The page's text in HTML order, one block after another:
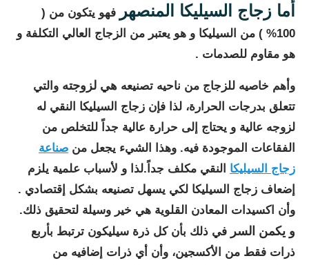
أما زجاج السيليكا المنصهر
فهو يتكون من (
100% ) من السيليكا و هو يعتبر من الزجاج العالي التكلفة و
هو مقاوم للصدمات .
وأهم خاصيه للزجاج من ناحيه تصنيعه هي لزوجته والتي
تتعلق بدرجات الحرارة، لذا فإن زجاج السيليكا النقي له
لزوجه عالية و يحتاج إلى حرارة عالية جداً للتخلص من
الفقاعات الموجودة فيه. وهذا الشيء يجعل من صناعة
زجاج السيليكا النقي مكلف جداً.لذا و لأسباب علمية يلزم
إضعاف زجاج السيليكا لكي يسهل تصنيعه بشكل إقتصادي .
وأن اكسيدات المعادن القلوية هي خير وسيلة لتحقيق ذلك.
و يكمن السر في ذلك بأن كل ذرة سيليكون ترتبط بأربع
ذرات فقط من الأكسجين، وأن أي ذرات إضافيه من